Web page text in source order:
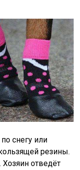
снегу или
резины.
отведёт